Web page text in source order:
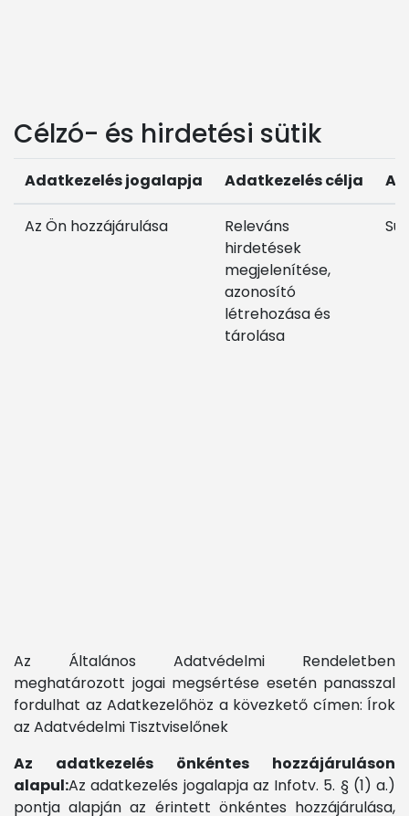
Célzó- és hirdetési sütik
Adatkezelés jogalapja Adatkezelés célja
Az Ön hozzájárulása
Releváns
hirdetések
megjelenítése,
azonosító
létrehozása és
tárolása
Az Általános Adatvédelmi Rendeletben
meghatározott jogai megsértése esetén panasszal
fordulhat az Adatkezelőhöz a kövezkető címen: Írok
az Adatvédelmi Tisztviselőnek
Az adatkezelés önkéntes hozzájáruláson
alapul:Az adatkezelés jogalapja az Infotv. 5. § (1) a.)
pontja alapján az érintett önkéntes hozzájárulása,